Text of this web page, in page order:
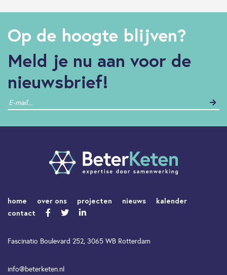
Op de hoogte blijven?
Meld je nu aan voor de
nieuwsbrief!
home over ons projecten nieuws
kalender
contact
Fascinatio Boulevard 252, 3065 WB Rotterdam
info@beterketen.nl